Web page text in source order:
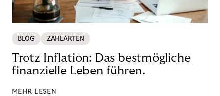
BLOG ZAHLARTEN
Trotz Inflation: Das bestmögliche
finanzielle Leben führen.
MEHR LESEN